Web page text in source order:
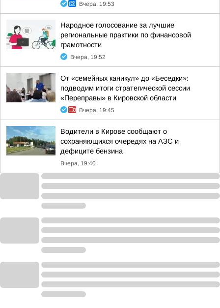
Вчера, 19:53
Народное голосование за лучшие
региональные практики по финансовой
грамотности
Вчера, 19:52
От «семейных каникул» до «Беседки»:
подводим итоги стратегической сессии
«Переправы» в Кировской области
Вчера, 19:45
Водители в Кирове сообщают о
сохраняющихся очередях на АЗС и
дефиците бензина
Вчера, 19:40